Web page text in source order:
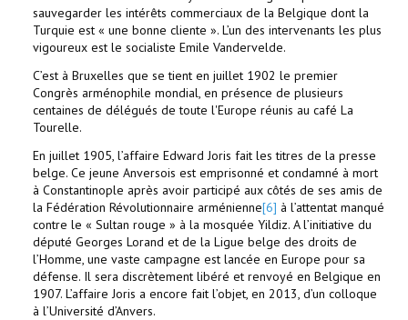
sauvegarder les intérêts commerciaux de la Belgique dont la
Turquie est « une bonne cliente ». L’un des intervenants les plus
vigoureux est le socialiste Emile Vandervelde.
C’est à Bruxelles que se tient en juillet 1902 le premier
Congrès arménophile mondial, en présence de plusieurs
centaines de délégués de toute l'Europe réunis au café La
Tourelle.
En juillet 1905, l’affaire Edward Joris fait les titres de la presse
belge. Ce jeune Anversois est emprisonné et condamné à mort
à Constantinople après avoir participé aux côtés de ses amis de
la Fédération Révolutionnaire arménienne[6] à l’attentat manqué
contre le « Sultan rouge » à la mosquée Yildiz. A l’initiative du
député Georges Lorand et de la Ligue belge des droits de
l’Homme, une vaste campagne est lancée en Europe pour sa
défense. Il sera discrètement libéré et renvoyé en Belgique en
1907. L’affaire Joris a encore fait l’objet, en 2013, d’un colloque
à l’Université d’Anvers.